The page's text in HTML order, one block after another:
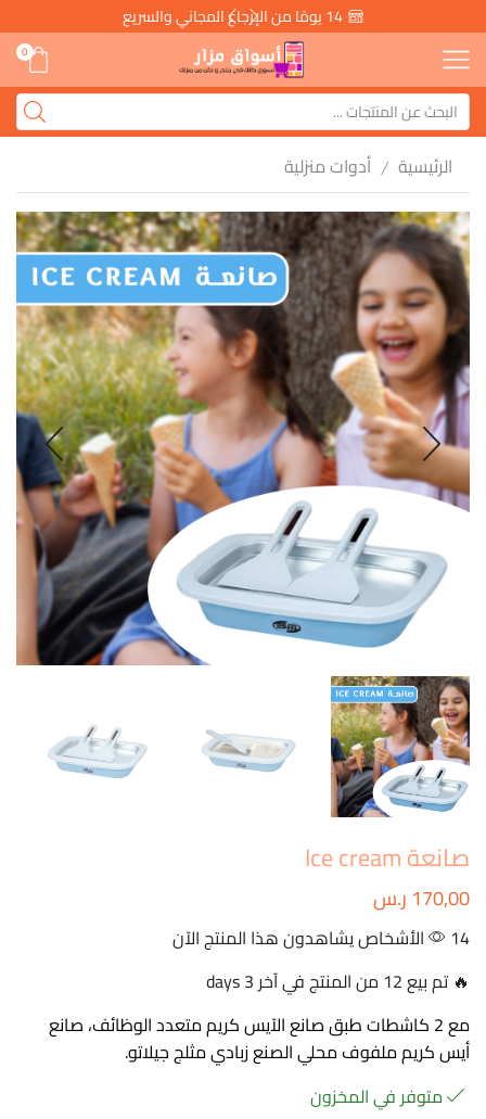
14 يومًا من الإرجاع المجاني والسريع
0
الرئيسية / أدوات منزلية
صانعة Ice cream
170,00 ر.س
14 الأشخاص يشاهدون هذا المنتج الآن
🔥 تم بيع 12 من المنتج في آخر 3 days
مع 2 كاشطات طبق صانع الآيس كريم متعدد الوظائف، صانع
أيس كريم ملفوف محلي الصنع زبادي مثلج جيلاتو.
متوفر في المخزون